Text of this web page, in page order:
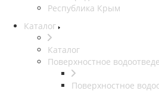
Республика Крым
Каталог
Каталог
Поверхностное
Поверхностное